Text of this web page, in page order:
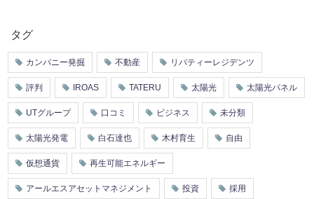
タグ
カンパニー発掘 不動産 リバティーレジデンツ
評判 IROAS TATERU 太陽光 太陽光パネル
UTグループ 口コミ ビジネス 未分類
太陽光発電 白石達也 木村育生 自由
仮想通貨 再生可能エネルギー
アールエスアセットマネジメント 投資 採用